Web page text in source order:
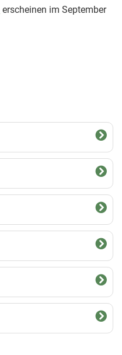
erscheinen im September